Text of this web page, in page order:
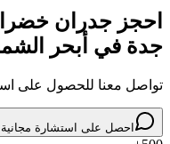
احجز جدران
جدة في أبحر
تواصل معنا للحصول على
احصل على استشارة مجانية